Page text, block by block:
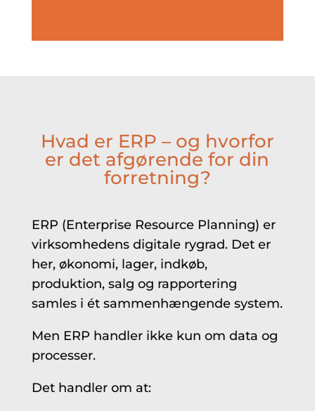
Hvad er ERP – og hvorfor
er det afgørende for din
forretning?
ERP (Enterprise Resource Planning) er
virksomhedens digitale rygrad. Det er
her, økonomi, lager, indkøb,
produktion, salg og rapportering
samles i ét sammenhængende system.
Men ERP handler ikke kun om data og
processer.
Det handler om at: